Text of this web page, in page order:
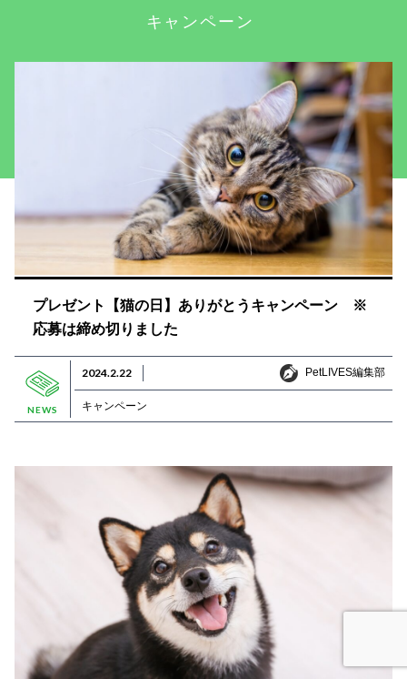
キャンペーン
プレゼント【猫の日】ありがとうキャンペーン ※
応募は締め切りました
NEWS
2024.2.22 PetLIVES編集部
PetLIVES編集部
キャンペーン